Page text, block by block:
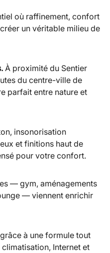
où raffinement, confort
un véritable milieu de
À proximité du Sentier
du centre-ville de
parfait entre nature et
insonorisation
et finitions haut de
pour votre confort.
— gym, aménagements
— viennent enrichir
grâce à une formule tout
Internet et